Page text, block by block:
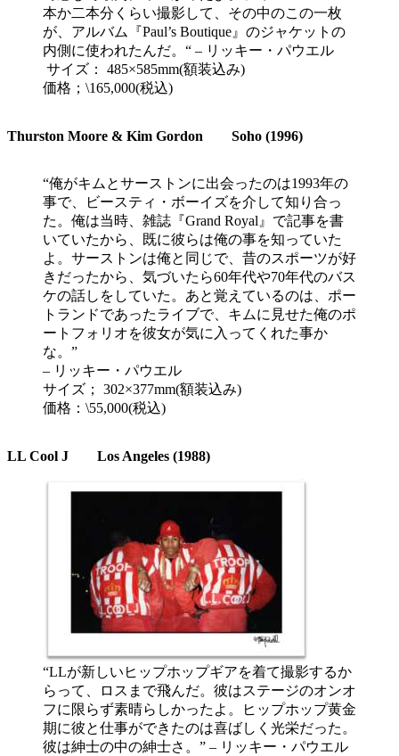
本か二本分くらい撮影して、その中のこの一枚
が、アルバム『Paul’s Boutique』のジャケットの
内側に使われたんだ。“ – リッキー・パウエル
サイズ： 485×585mm(額装込み)
価格；\165,000(税込)
Thurston Moore & Kim Gordon Soho (1996)
“俺がキムとサーストンに出会ったのは1993年の
事で、ビースティ・ボーイズを介して知り合っ
た。俺は当時、雑誌『Grand Royal』で記事を書
いていたから、既に彼らは俺の事を知っていた
よ。サーストンは俺と同じで、昔のスポーツが好
きだったから、気づいたら60年代や70年代のバス
ケの話しをしていた。あと覚えているのは、ポー
トランドであったライブで、キムに見せた俺のポ
ートフォリオを彼女が気に入ってくれた事か
な。”
– リッキー・パウエル
サイズ； 302×377mm(額装込み)
価格：\55,000(税込)
LL Cool J Los Angeles (1988)
“LLが新しいヒップホップギアを着て撮影するか
らって、ロスまで飛んだ。彼はステージのオンオ
フに限らず素晴らしかったよ。ヒップホップ黄金
期に彼と仕事ができたのは喜ばしく光栄だった。
彼は紳士の中の紳士さ。” – リッキー・パウエル